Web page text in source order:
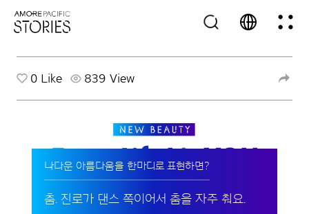
0 Like 839 View
나다운 아름다움을 한마디로 표현하면?
춤. 진로가 댄스 쪽이어서 춤을 자주 춰요.